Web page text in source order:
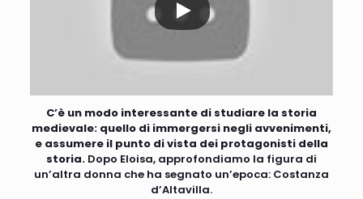
C’è un modo interessante di studiare la storia
medievale: quello di immergersi negli avvenimenti,
e assumere il punto di vista dei protagonisti della
storia. Dopo Eloisa, approfondiamo la figura di
un’altra donna che ha segnato un’epoca: Costanza
d’Altavilla.